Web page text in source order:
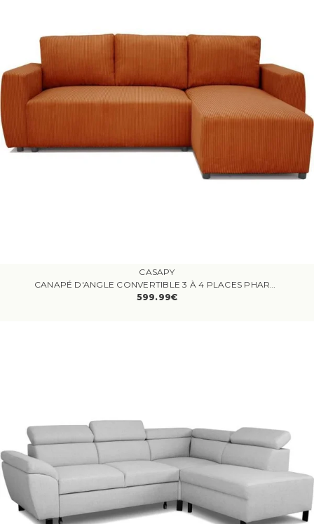
CASAPY
CANAPÉ D'ANGLE CONVERTIBLE 3 À 4 PLACES PHARELL - TISSU VELOURS COTELÉ TERRACOTTA - RÉVERSIBLE - L 224 X P 155 X H 85 CM
599.99€